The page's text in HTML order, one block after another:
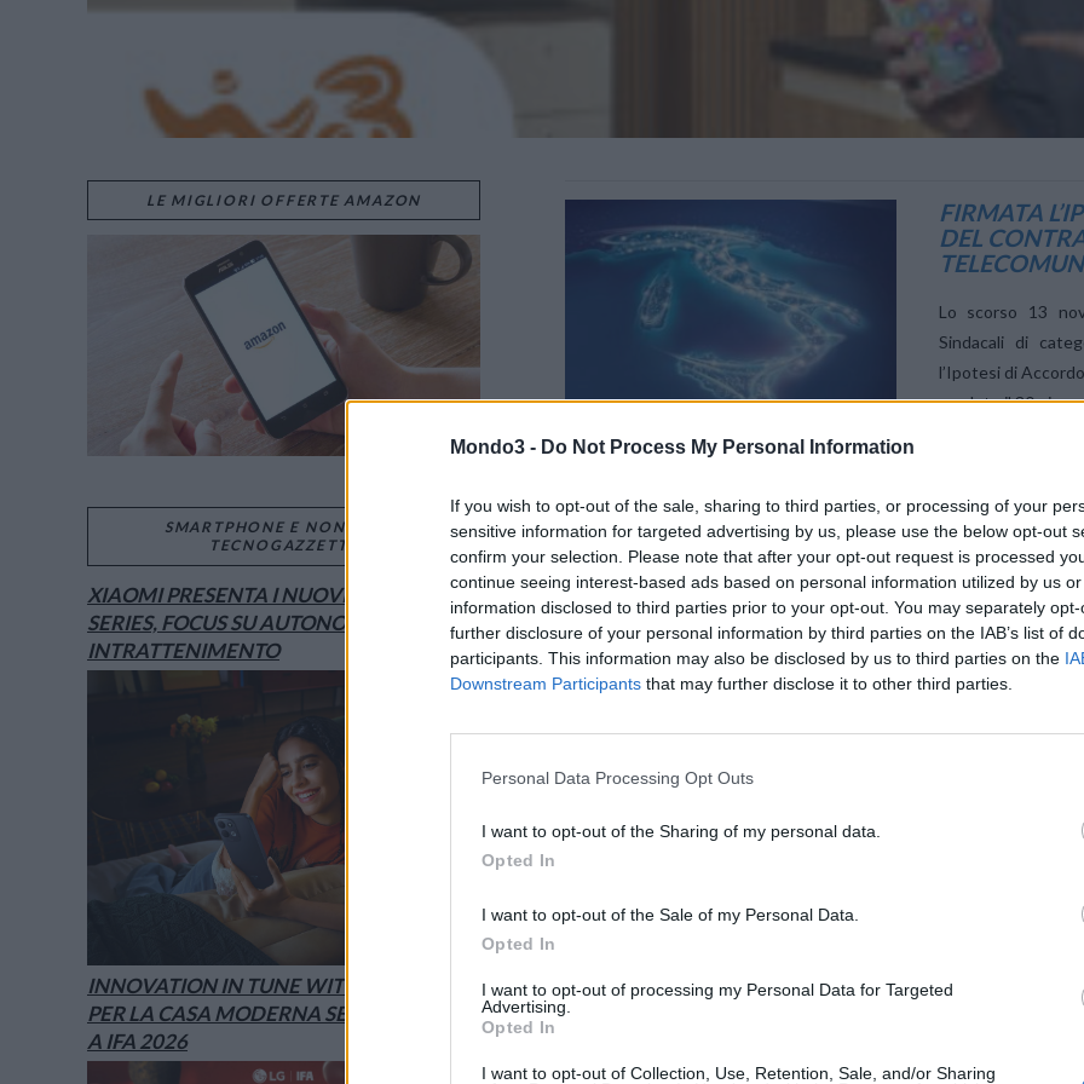
Mondo3 - Do Not Process My Personal Information
If you wish to opt-out of the sale, sharing to third parties, or processing of your
sensitive information for targeted advertising by us, please use the below opt-out
confirm your selection. Please note that after your opt-out request is processed
continue seeing interest-based ads based on personal information utilized by us
information disclosed to third parties prior to your opt-out. You may separately
further disclosure of your personal information by third parties on the IAB’s list of
participants. This information may also be disclosed by us to third parties on the
Downstream Participants that may further disclose it to other third parties.
Personal Data Processing Opt Outs
I want to opt-out of the Sharing of my personal data.
Opted In
I want to opt-out of the Sale of my Personal Data.
Opted In
I want to opt-out of processing my Personal Data for Targeted
Advertising.
Opted In
I want to opt-out of Collection, Use, Retention, Sale, and/or Sharing
VIEW POST
FIRMATA
DEL
Lo scorso 13
Sindacali di
l’Ipotesi di
scaduto il 30
PRINCIPI E
AGILE
Asstel e le
hanno sottoscritto
nella Filiera delle
ILIAD, LO
LA PAROLA
Nella giornata
dalle segreterie
riportiamo
sulla competitività
“FABBRICA
LE MIGLIORI OFFERTE AMAZON
SMARTPHONE E NON SOLO:
TECNOGAZZETTA
XIAOMI PRESENTA I NUOVI REDMI 17
SERIES, FOCUS SU AUTONOMIA E
INTRATTENIMENTO
INNOVATION IN TUNE WITH YOU: L’AI
PER LA CASA MODERNA SECONDO LG È
A IFA 2026